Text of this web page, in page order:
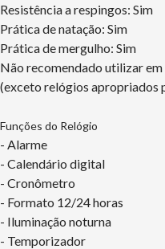
Resistência a respingos: Sim
Prática de natação: Sim
Prática de mergulho: Sim
Não recomendado utilizar
(exceto relógios apropriados
Funções do Relógio
- Alarme
- Calendário digital
- Cronômetro
- Formato 12/24 horas
- Iluminação noturna
- Temporizador